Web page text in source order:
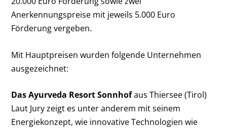
Anerkennungspreise mit jeweils 5.000 Euro
Förderung vergeben.
Mit Hauptpreisen wurden folgende Unternehmen
ausgezeichnet:
Das Ayurveda Resort Sonnhofaus Thiersee (Tirol)
Laut Jury zeigt es unter anderem mit seinem
Energiekonzept, wie innovative Technologien wie